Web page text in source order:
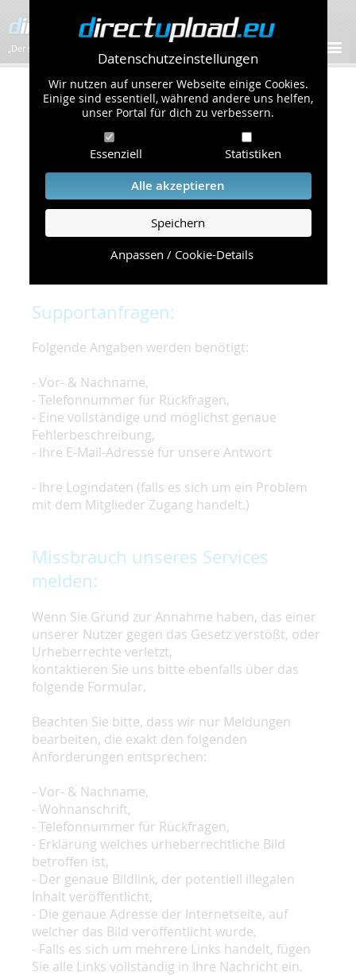
Datenschutzeinstellungen
Wir nutzen auf unserer Webseite einige Cookies.
Einige sind essentiell, während andere uns helfen,
unser Portal für dich zu verbessern.
Essenziell Statistiken
Alle akzeptieren
Speichern
Anpassen / Cookie-Details
„Der schnellste Bilder-Hoster im Web!”
Kontakt & Support
Um eine schnelle und unkomplizierte
Bearbeitung Ihres Problems zu gewährleisten,
bitten wir Sie,
folgende Punkte zu beachten und einzuhalten.
Die schnellste Hilfe finden Sie auf unserer
Seite, die die häufig gestellten Fragen
Supportanfragen:
Folgende Angaben werden benötigt:
- Vor- & Nachname,
- Telefonnummer für Rückfragen,
- Eine vollständige und möglichst genaue
Fehlerbeschreibung,
- Ihre E-Mail-Adresse für unsere Antwort
- Ihre Logindaten (falls es sich um ein Problem
mit dem Mitglieder Zugang handelt.)
Missbrauch unseres Services
melden:
Wenn Sie Grund zur Annahme haben, das einer
unserer Nutzer gegen das Gesetz verstößt, oder
Urheberrechte verletzt,
kontaktieren Sie uns bitte ebenfalls über das
folgende Formular.
Beachten Sie bitte, dass wir nur Meldungen
bearbeiten, die exakt den folgenden
Anforderungen entsprechen:
- Vor- & Nachname,
- Wohnanschrift,
- Telefonnummer für Rückfragen,
- Erklärung welches urheberrechtliche Bild
betroffen ist,
- Der genaue Bildlink, der potentiell illegalen
Inhalt veröffentlicht,
- Die genaue Adresse der Internetseite, auf
welcher das Bild veröffentlicht wurde,
- Falls es sich um mehrere Links handelt, fügen
Sie alle Links vollständig in Ihre Nachricht ein.